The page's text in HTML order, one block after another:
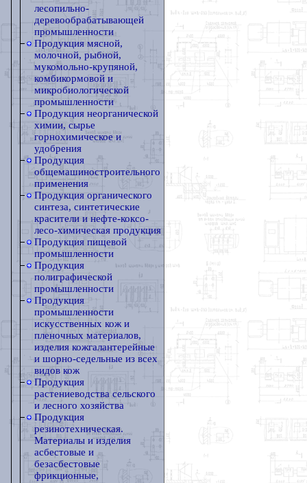
лесопильно-
деревообрабатывающей
промышленности
Продукция мясной,
молочной, рыбной,
мукомольно-крупяной,
комбикормовой и
микробиологической
промышленности
Продукция неорганической
химии, сырье
горнохимическое и
удобрения
Продукция
общемашиностроительного
применения
Продукция органического
синтеза, синтетические
красители и нефте-коксо-
лесо-химическая продукция
Продукция пищевой
промышленности
Продукция
полиграфической
промышленности
Продукция
промышленности
искусственных кож и
пленочных материалов,
изделия кожгалантерейные
и шорно-седельные из всех
видов кож
Продукция
растениеводства сельского
и лесного хозяйства
Продукция
резинотехническая.
Материалы и изделия
асбестовые и
безасбестовые
фрикционные,